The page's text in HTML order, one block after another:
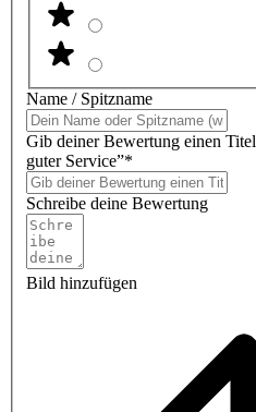
Name / Spitzname
Gib deiner Bewertung einen
guter Service”*
Schreibe deine Bewertung
Bild hinzufügen